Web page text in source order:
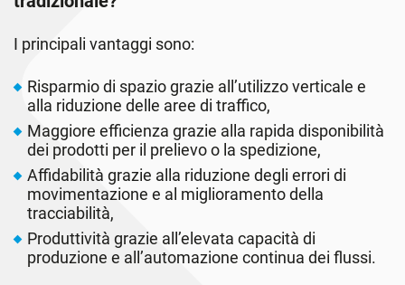
I principali vantaggi sono:
Risparmio di spazio grazie all’utilizzo verticale e
alla riduzione delle aree di traffico,
Maggiore efficienza grazie alla rapida disponibilità
dei prodotti per il prelievo o la spedizione,
Affidabilità grazie alla riduzione degli errori di
movimentazione e al miglioramento della
tracciabilità,
Produttività grazie all’elevata capacità di
produzione e all’automazione continua dei flussi.